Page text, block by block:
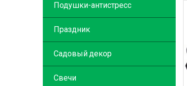
Подушки-антистресс
Праздник
Садовый декор
Свечи